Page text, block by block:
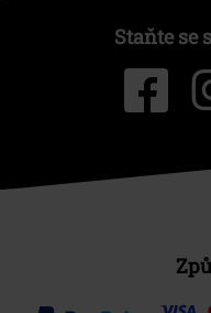
Staňte se